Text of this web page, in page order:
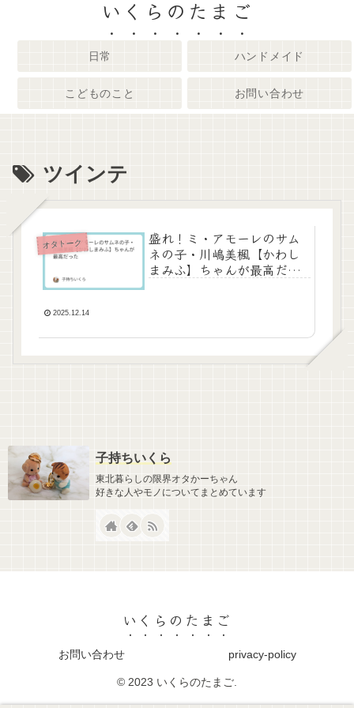
いくらのたまご
日常 ハンドメイド
こどものこと お問い合わせ
ツインテ
オタトーク
盛れ！ミ・アモーレのサム
ネの子・川嶋美楓【かわし
まみふ】ちゃんが最高だっ
2025.12.14
子持ちいくら
東北暮らしの限界オタかーちゃん
好きな人やモノについてまとめています
いくらのたまご
お問い合わせ privacy-policy
© 2023 いくらのたまご.